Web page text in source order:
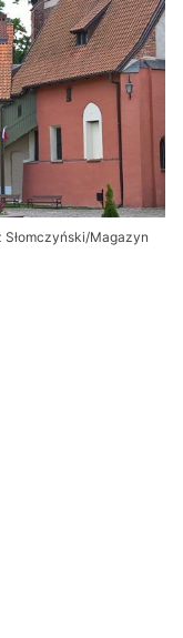
Słomczyński/Magazyn